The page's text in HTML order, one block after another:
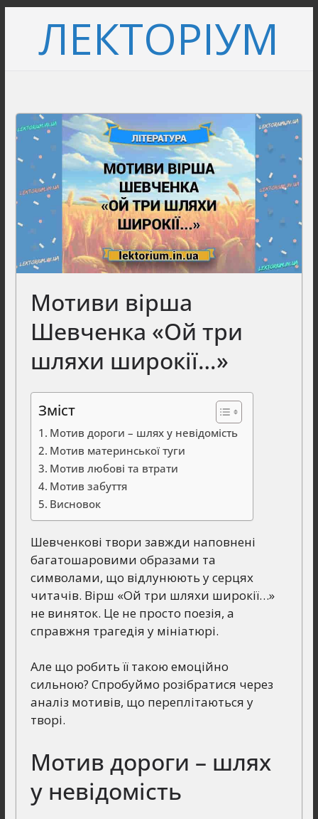
вмістуЛЕКТОРІУМ
Мотиви вірша
Шевченка «Ой три
шляхи широкії…»
Зміст
Мотив дороги – шлях у невідомість
Мотив материнської туги
Мотив любові та втрати
Мотив забуття
Висновок
Шевченкові твори завжди наповнені
багатошаровими образами та
символами, що відлунюють у серцях
читачів. Вірш «Ой три шляхи широкії…»
не виняток. Це не просто поезія, а
справжня трагедія у мініатюрі.
Але що робить її такою емоційно
сильною? Спробуймо розібратися через
аналіз мотивів, що переплітаються у
творі.
Мотив дороги – шлях
у невідомість